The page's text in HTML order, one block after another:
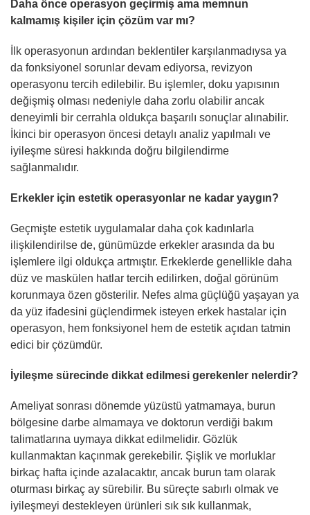
Daha önce operasyon geçirmiş ama memnun
kalmamış kişiler için çözüm var mı?
İlk operasyonun ardından beklentiler karşılanmadıysa ya
da fonksiyonel sorunlar devam ediyorsa, revizyon
operasyonu tercih edilebilir. Bu işlemler, doku yapısının
değişmiş olması nedeniyle daha zorlu olabilir ancak
deneyimli bir cerrahla oldukça başarılı sonuçlar alınabilir.
İkinci bir operasyon öncesi detaylı analiz yapılmalı ve
iyileşme süresi hakkında doğru bilgilendirme
sağlanmalıdır.
Erkekler için estetik operasyonlar ne kadar yaygın?
Geçmişte estetik uygulamalar daha çok kadınlarla
ilişkilendirilse de, günümüzde erkekler arasında da bu
işlemlere ilgi oldukça artmıştır. Erkeklerde genellikle daha
düz ve maskülen hatlar tercih edilirken, doğal görünüm
korunmaya özen gösterilir. Nefes alma güçlüğü yaşayan ya
da yüz ifadesini güçlendirmek isteyen erkek hastalar için
operasyon, hem fonksiyonel hem de estetik açıdan tatmin
edici bir çözümdür.
İyileşme sürecinde dikkat edilmesi gerekenler nelerdir?
Ameliyat sonrası dönemde yüzüstü yatmamaya, burun
bölgesine darbe almamaya ve doktorun verdiği bakım
talimatlarına uymaya dikkat edilmelidir. Gözlük
kullanmaktan kaçınmak gerekebilir. Şişlik ve morluklar
birkaç hafta içinde azalacaktır, ancak burun tam olarak
oturması birkaç ay sürebilir. Bu süreçte sabırlı olmak ve
iyileşmeyi destekleyen ürünleri sık sık kullanmak,